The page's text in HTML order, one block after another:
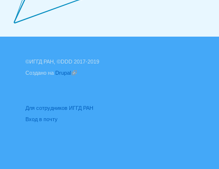
©ИГГД РАН, ©DDD 2017-2019
Создано на Drupal
Для сотрудников ИГГД РАН
Вход в почту